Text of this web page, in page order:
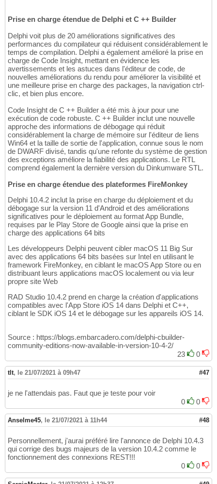
Prise en charge étendue de Delphi et C ++ Builder
Delphi voit plus de 20 améliorations significatives des
performances du compilateur qui réduisent considérablement le
temps de compilation. Delphi a également amélioré la prise en
charge de Code Insight, mettant en évidence les
avertissements et les astuces dans l'éditeur de code, de
nouvelles améliorations du rendu pour améliorer la visibilité et
une meilleure prise en charge des packages, la navigation ctrl-
clic, et bien plus encore.
Code Insight de C ++ Builder a été mis à jour pour une
exécution de code robuste. C ++ Builder inclut une nouvelle
approche des informations de débogage qui réduit
considérablement la charge de mémoire sur l'éditeur de liens
Win64 et la taille de sortie de l'application, connue sous le nom
de DWARF divisé, tandis qu'une refonte du système de gestion
des exceptions améliore la fiabilité des applications. Le RTL
comprend également la dernière version du Dinkumware STL.
Prise en charge étendue des plateformes FireMonkey
Delphi 10.4.2 inclut la prise en charge du déploiement et du
débogage sur la version 11 d'Android et des améliorations
significatives pour le déploiement au format App Bundle,
requises par le Play Store de Google ainsi que la prise en
charge des applications 64 bits
Les développeurs Delphi peuvent cibler macOS 11 Big Sur
avec des applications 64 bits basées sur Intel en utilisant le
framework FireMonkey, en ciblant le macOS App Store ou en
distribuant leurs applications macOS localement ou via leur
propre site Web
RAD Studio 10.4.2 prend en charge la création d'applications
compatibles avec l'App Store iOS 14 dans Delphi et C++,
ciblant le SDK iOS 14 et le débogage sur les appareils iOS 14.
Source : https://blogs.embarcadero.com/delphi-cbuilder-
community-editions-now-available-in-version-10-4-2/
23
0
tlt, le 21/07/2021 à 09h47 #47
je ne l'attendais pas. Faut que je teste pour voir
0
0
Anselme45, le 21/07/2021 à 11h44 #48
Personnellement, j'aurai préféré lire l'annonce de Delphi 10.4.3
qui corrige des bugs majeurs de la version 10.4.2 comme le
fonctionnement des connexions REST!!!
0
0